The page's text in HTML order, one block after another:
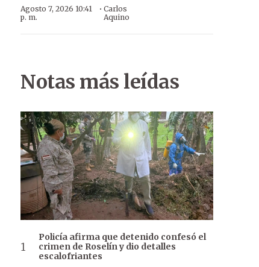
Agosto 7, 2026 10:41
p. m.
· Carlos
Aquino
Notas más leídas
Policía afirma que detenido confesó el
crimen de Roselín y dio detalles
escalofriantes